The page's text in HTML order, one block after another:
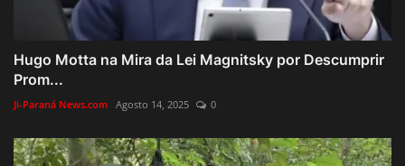
Hugo Motta na Mira da Lei Magnitsky por Descumprir
Prom...
Ji-Paraná News.com Agosto 14, 2025 0